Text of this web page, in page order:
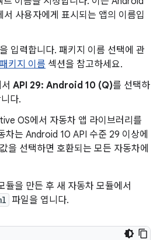
사용자에게 표시되는 앱의 이름입
을 입력합니다. 패키지 이름 선택에 관
패키지 이름 섹션을 참고하세요.
API 29: Android 10 (Q)를 선택하
다.
OS에서 자동차 앱 라이브러리를
차는 Android 10 API 수준 29 이상에
을 선택하면 호환되는 모든 자동차에
을 만든 후 새 자동차 모듈에서
파일을 엽니다.